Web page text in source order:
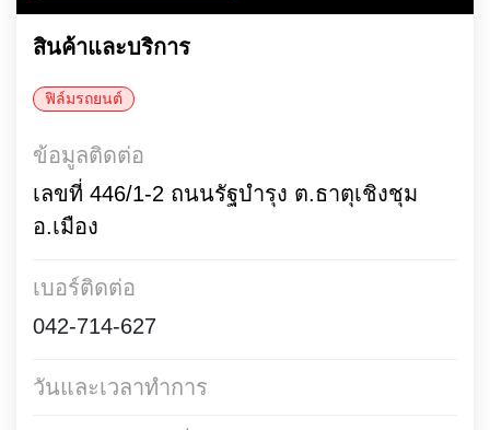
สินค้าและบริการ
ฟิล์มรถยนต์
ข้อมูลติดต่อ
เลขที่ 446/1-2 ถนนรัฐบำรุง ต.ธาตุเชิงชุม
อ.เมือง
เบอร์ติดต่อ
042-714-627
วันและเวลาทำการ